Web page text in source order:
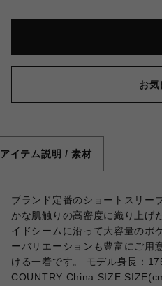
お気
アイテム説明 / 素材
ブランド定番のショートスリー
かな肌触りの高密度に織り上げ
イドシームに沿って大容量のポ
ーバリエーションも豊富にご用
ける一着です。 モデル身長：
COUNTRY China SIZE